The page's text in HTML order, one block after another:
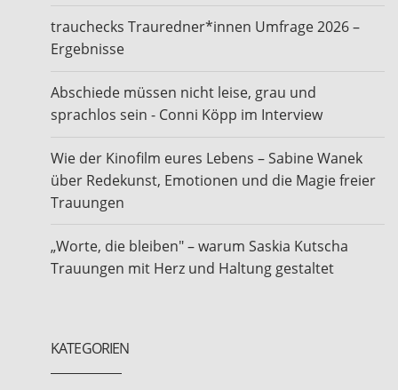
trauchecks Trauredner*innen Umfrage 2026 –
Ergebnisse
Abschiede müssen nicht leise, grau und
sprachlos sein - Conni Köpp im Interview
Wie der Kinofilm eures Lebens – Sabine Wanek
über Redekunst, Emotionen und die Magie freier
Trauungen
„Worte, die bleiben" – warum Saskia Kutscha
Trauungen mit Herz und Haltung gestaltet
KATEGORIEN